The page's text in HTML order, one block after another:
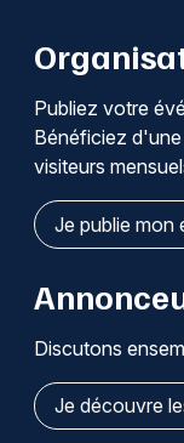
Publiez votre
Bénéficiez
visiteurs
Je publie mon
Discutons
Je découvre